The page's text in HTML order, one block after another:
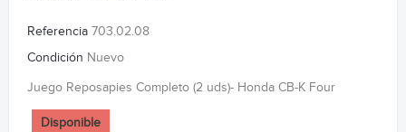
Referencia 703.02.08
Condición Nuevo
Juego Reposapies Completo (2 uds)- Honda CB-K Four
Disponible